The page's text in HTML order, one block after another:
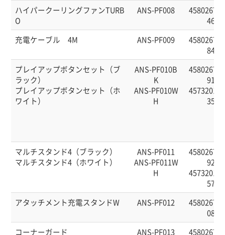
ハイパークーリングファンTURB
O
ANS-PF008
46
充電ケーブル 4M
ANS-PF009
84
プレイアップボタンセット（ブ
ラック）
プレイアップボタンセット（ホ
ワイト）
ANS-PF010B
K
ANS-PF010W
H
91
35
マルチスタンド4（ブラック）
マルチスタンド4（ホワイト）
ANS-PF011
ANS-PF011W
H
92
57
アタッチメント充電スタンドW
ANS-PF012
08
コーナーガード
ANS-PF013